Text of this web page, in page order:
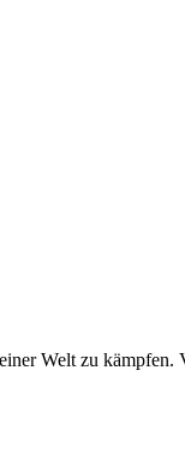
Welt zu